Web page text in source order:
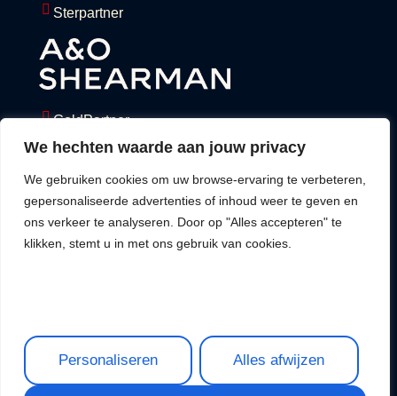
We hechten waarde aan jouw privacy
We gebruiken cookies om uw browse-ervaring te verbeteren,
gepersonaliseerde advertenties of inhoud weer te geven en
ons verkeer te analyseren. Door op "Alles accepteren" te
klikken, stemt u in met ons gebruik van cookies.
Personaliseren Alles afwijzen
Sterpartner
GoldPartner
Student
Organization
Eques